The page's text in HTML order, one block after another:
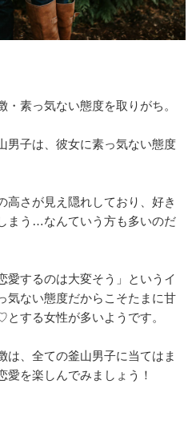
素っ気ない態度を取りがち。
男子は、彼女に素っ気ない態度
高さが見え隠れしており、好き
まう…なんていう方も多いのだ
愛するのは大変そう」というイ
気ない態度だからこそたまに甘
する女性が多いようです。
は、全ての釜山男子に当てはま
愛を楽しんでみましょう！